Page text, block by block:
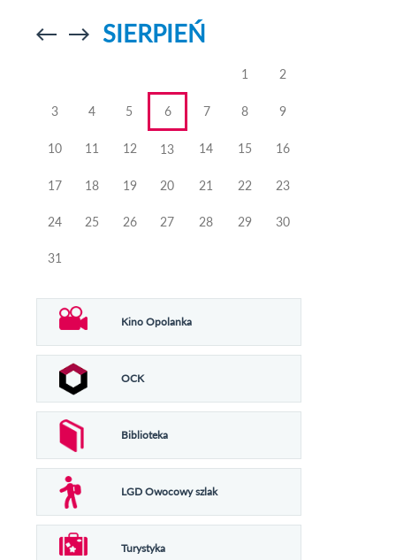
Przejdź doPrzejdź do
SIERPIEŃ
1 2
3 4 5 6 7 8 9
10 11 12 13 14 15 16
17 18 19 20 21 22 23
24 25 26 27 28 29 30
31
Kino Opolanka
OCK
Biblioteka
LGD Owocowy szlak
Turystyka